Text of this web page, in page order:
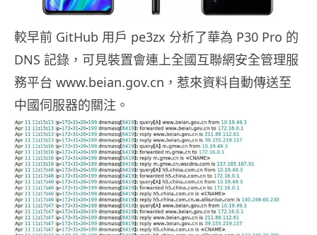
較早前 GitHub 用戶 pe3zx 分析了華為 P30 Pro 的
DNS 記錄，可見裝置會連上全國互聯網安全管理服
務平台 www.beian.gov.cn，惹來資料自動傳送至
中國伺服器的關注。